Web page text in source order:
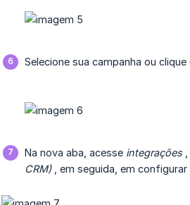
Selecione sua campanha ou clique
Na nova aba, acesse integrações,
CRM), em seguida, em configurar